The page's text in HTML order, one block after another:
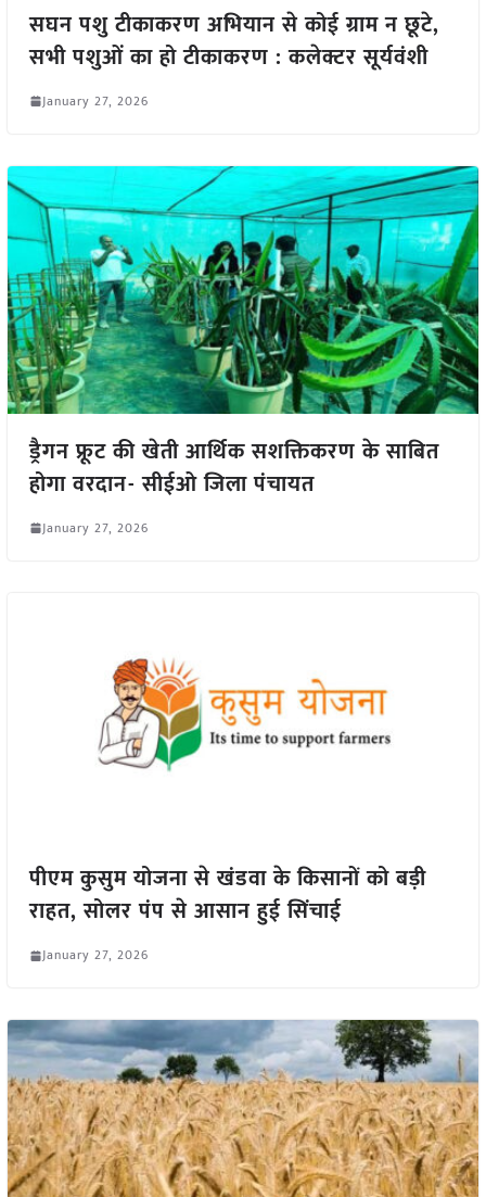
सघन पशु टीकाकरण अभियान से कोई ग्राम न छूटे,
सभी पशुओं का हो टीकाकरण : कलेक्टर सूर्यवंशी
January 27, 2026
ड्रैगन फ्रूट की खेती आर्थिक सशक्तिकरण के साबित
होगा वरदान- सीईओ जिला पंचायत
January 27, 2026
पीएम कुसुम योजना से खंडवा के किसानों को बड़ी
राहत, सोलर पंप से आसान हुई सिंचाई
January 27, 2026